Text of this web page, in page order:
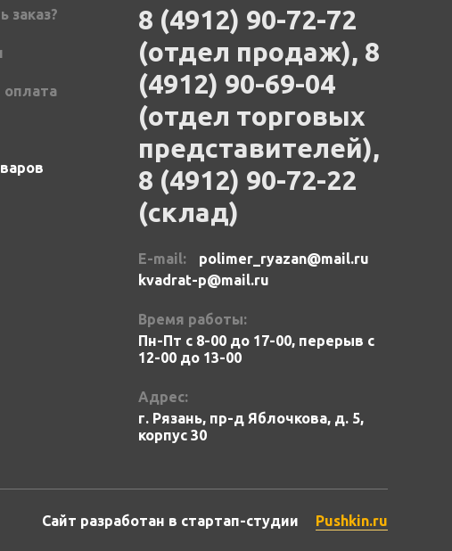
заказ?
оплата
8 (4912) 90-72-72
(отдел продаж), 8
(4912) 90-69-04
(отдел торговых
представителей),
8 (4912) 90-72-22
(склад)
E-mail:
polimer_ryazan@mail.ru
kvadrat-p@mail.ru
Время работы:
Пн-Пт с 8-00 до 17-00, перерыв с
12-00 до 13-00
Адрес:
г. Рязань, пр-д Яблочкова, д. 5,
корпус 30
Сайт разработан в стартап-студии Pushkin.ru